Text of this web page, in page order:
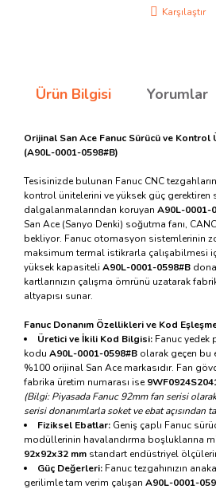
Karşılaştır
Ürün Bilgisi Yorumlar
Orijinal San Ace Fanuc Sürücü ve Kontrol
(A90L-0001-0598#B)
Tesisinizde bulunan Fanuc CNC
kontrol ünitelerini ve yüksek güç gerektiren
dalgalanmalarından koruyan A90L-0001-
San Ace (Sanyo Denki) soğutma fanı,
bekliyor. Fanuc otomasyon sistemlerinin
maksimum termal istikrarla çalışabilmesi
yüksek kapasiteli A90L-0001-0598#B
kartlarınızın çalışma ömrünü uzatarak
altyapısı sunar.
Fanuc Donanım Özellikleri ve Kod
Üretici ve İkili Kod Bilgisi: Fanuc yedek
kodu A90L-0001-0598#B olarak geçen bu
%100 orijinal San Ace markasıdır. Fan
fabrika üretim numarası ise
(Bilgi: Piyasada Fanuc 92mm fan serisi
serisi donanımlarla soket ve ebat açısından
Fiziksel Ebatlar: Geniş çaplı Fanuc
modüllerinin havalandırma boşluklarına
92x92x32 mm standart endüstriyel
Güç Değerleri: Fanuc tezgahınızın
gerilimle tam verim çalışan A90L-0001-